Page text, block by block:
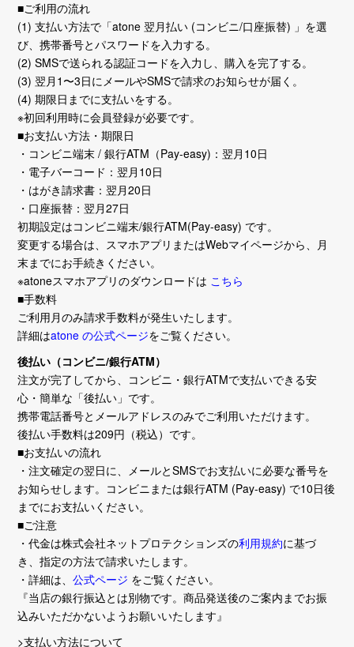
■ご利用の流れ
(1) 支払い方法で「atone 翌月払い (コンビニ/口座振替) 」を選
び、携帯番号とパスワードを入力する。
(2) SMSで送られる認証コードを入力し、購入を完了する。
(3) 翌月1〜3日にメールやSMSで請求のお知らせが届く。
(4) 期限日までに支払いをする。
※初回利用時に会員登録が必要です。
■お支払い方法・期限日
・コンビニ端末 / 銀行ATM（Pay-easy)：翌月10日
・電子バーコード：翌月10日
・はがき請求書：翌月20日
・口座振替：翌月27日
初期設定はコンビニ端末/銀行ATM(Pay-easy) です。
変更する場合は、スマホアプリまたはWebマイページから、月
末までにお手続きください。
※atoneスマホアプリのダウンロードは こちら
■手数料
ご利用月のみ請求手数料が発生いたします。
詳細はatone の公式ページをご覧ください。
後払い（コンビニ/銀行ATM）
注文が完了してから、コンビニ・銀行ATMで支払いできる安
心・簡単な「後払い」です。
携帯電話番号とメールアドレスのみでご利用いただけます。
後払い手数料は209円（税込）です。
■お支払いの流れ
・注文確定の翌日に、メールとSMSでお支払いに必要な番号を
お知らせします。コンビニまたは銀行ATM (Pay-easy) で10日後
までにお支払いください。
■ご注意
・代金は株式会社ネットプロテクションズの利用規約に基づ
き、指定の方法で請求いたします。
・詳細は、公式ページ をご覧ください。
『当店の銀行振込とは別物です。商品発送後のご案内までお振
込みいただかないようお願いいたします』
>支払い方法について